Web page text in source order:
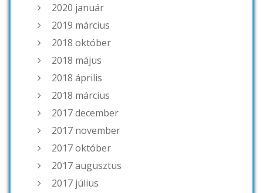
2020 január
2019 március
2018 október
2018 május
2018 április
2018 március
2017 december
2017 november
2017 október
2017 augusztus
2017 július